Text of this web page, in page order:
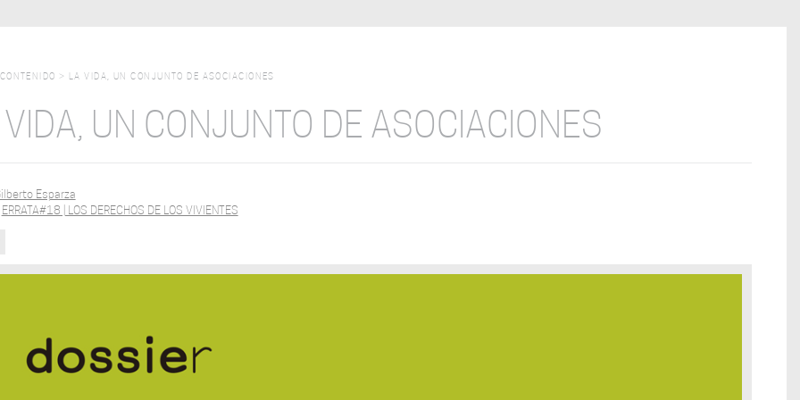
CONTENIDO > LA VIDA, UN CONJUNTO DE ASOCIACIONES
UN CONJUNTO DE ASOCIACIONES
Esparza
ERRATA#18 | LOS DERECHOS DE LOS VIVIENTES